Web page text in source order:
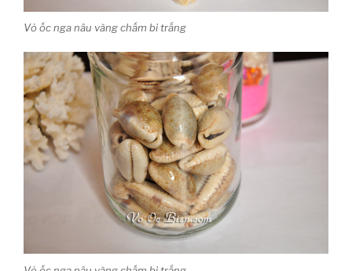
Vỏ ốc nga nâu vàng chấm bi trắng